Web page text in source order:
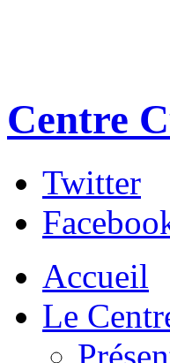
Centre
Twitter
Accueil
Le